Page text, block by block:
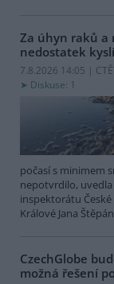
Za úhyn raků a
nedostatek
7.8.2026 14:05 |
Diskuse: 1
počasí s minimem
nepotvrdilo,
inspektorátu
Králové Jana
CzechGlobe
možná řešení